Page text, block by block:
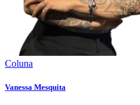
Coluna
Vanessa Mesquita